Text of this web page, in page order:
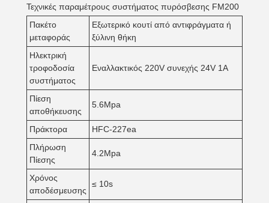
Τεχνικές παραμέτρους συστήματος πυρόσβεσης FM200
Πακέτο
μεταφοράς
Εξωτερικό κουτί από αντιφράγματα ή
ξύλινη θήκη
Ηλεκτρική
τροφοδοσία
συστήματος
Εναλλακτικός 220V συνεχής 24V 1A
Πίεση
αποθήκευσης
5.6Mpa
Πράκτορα
HFC-227ea
Πλήρωση
Πίεσης
4.2Mpa
Χρόνος
αποδέσμευσης
≤ 10s